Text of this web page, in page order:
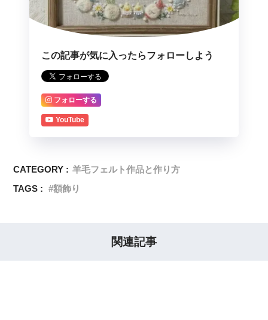
この記事が気に入ったらフォローしよう
フォローする
YouTube
CATEGORY : 羊毛フェルト作品と作り方
TAGS :
額飾り
関連記事